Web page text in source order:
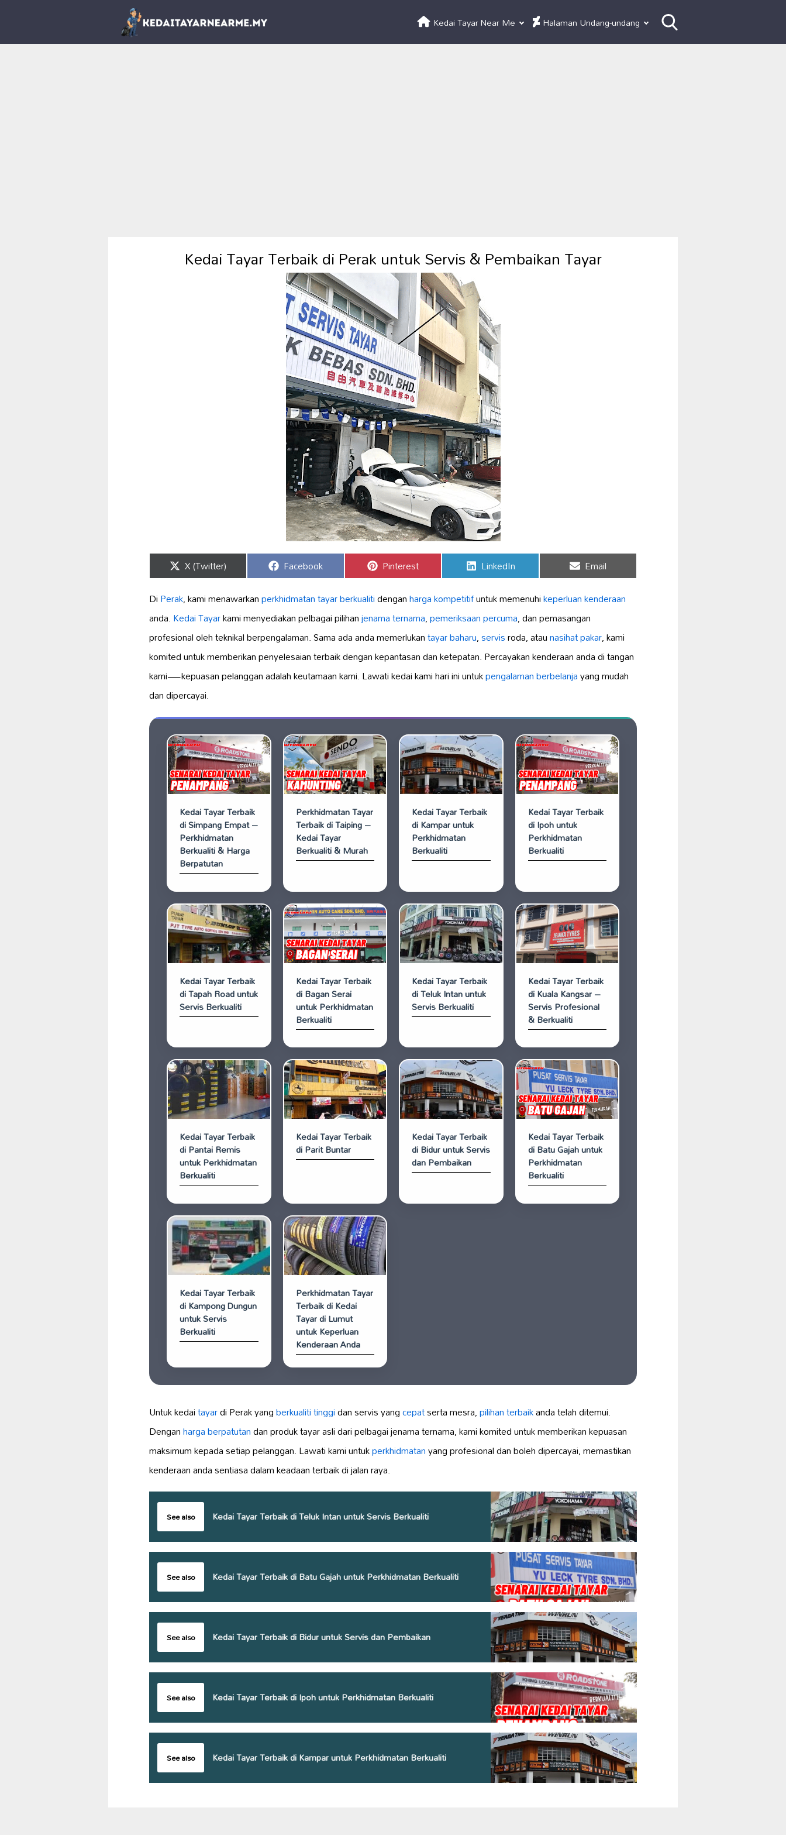
Kedai Tayar Near Me Halaman Undang-undang
Kedai Tayar Terbaik di Perak untuk Servis & Pembaikan Tayar
Share
on
X (Twitter) Share
on
Facebook Share
on
Pinterest Share
on
LinkedIn Share
on
Email
DiPerak, kami menawarkanperkhidmatan tayar berkualitidenganharga kompetitifuntuk memenuhikeperluan kenderaan
anda.Kedai Tayarkami menyediakan pelbagai pilihanjenama ternama,pemeriksaan percuma, dan pemasangan
profesional oleh teknikal berpengalaman. Sama ada anda memerlukantayar baharu,servisroda, ataunasihat pakar, kami
komited untuk memberikan penyelesaian terbaik dengan kepantasan dan ketepatan. Percayakan kenderaan anda di tangan
kami—kepuasan pelanggan adalah keutamaan kami. Lawati kedai kami hari ini untukpengalaman berbelanjayang mudah
dan dipercayai.
Kedai Tayar Terbaik
di Simpang Empat –
Perkhidmatan
Berkualiti & Harga
Berpatutan
Perkhidmatan Tayar
Terbaik di Taiping –
Kedai Tayar
Berkualiti & Murah
Kedai Tayar Terbaik
di Kampar untuk
Perkhidmatan
Berkualiti
Kedai Tayar Terbaik
di Ipoh untuk
Perkhidmatan
Berkualiti
Kedai Tayar Terbaik
di Tapah Road untuk
Servis Berkualiti
Kedai Tayar Terbaik
di Bagan Serai
untuk Perkhidmatan
Berkualiti
Kedai Tayar Terbaik
di Teluk Intan untuk
Servis Berkualiti
Kedai Tayar Terbaik
di Kuala Kangsar –
Servis Profesional
& Berkualiti
Kedai Tayar Terbaik
di Pantai Remis
untuk Perkhidmatan
Berkualiti
Kedai Tayar Terbaik
di Parit Buntar
Kedai Tayar Terbaik
di Bidur untuk Servis
dan Pembaikan
Kedai Tayar Terbaik
di Batu Gajah untuk
Perkhidmatan
Berkualiti
Kedai Tayar Terbaik
di Kampong Dungun
untuk Servis
Berkualiti
Perkhidmatan Tayar
Terbaik di Kedai
Tayar di Lumut
untuk Keperluan
Kenderaan Anda
Untuk kedaitayardi Perak yangberkualiti tinggidan servis yangcepatserta mesra,pilihan terbaikanda telah ditemui.
Denganharga berpatutandan produk tayar asli dari pelbagai jenama ternama, kami komited untuk memberikan kepuasan
maksimum kepada setiap pelanggan. Lawati kami untukperkhidmatanyang profesional dan boleh dipercayai, memastikan
kenderaan anda sentiasa dalam keadaan terbaik di jalan raya.
See also Kedai Tayar Terbaik di Teluk Intan untuk Servis Berkualiti
See also Kedai Tayar Terbaik di Batu Gajah untuk Perkhidmatan Berkualiti
See also Kedai Tayar Terbaik di Bidur untuk Servis dan Pembaikan
See also Kedai Tayar Terbaik di Ipoh untuk Perkhidmatan Berkualiti
See also Kedai Tayar Terbaik di Kampar untuk Perkhidmatan Berkualiti